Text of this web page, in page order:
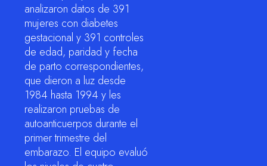
analizaron datos de 391
mujeres con diabetes
gestacional y 391 controles
de edad, paridad y fecha
de parto correspondientes,
que dieron a luz desde
1984 hasta 1994 y les
realizaron pruebas de
autoanticuerpos durante el
primer trimestre del
embarazo. El equipo evaluó